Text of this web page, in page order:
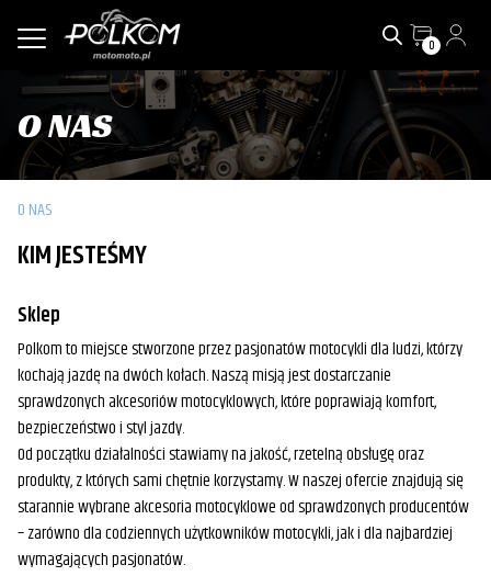
0
O NAS
O NAS
KIM JESTEŚMY
Sklep
Polkom to miejsce stworzone przez pasjonatów motocykli dla ludzi, którzy
kochają jazdę na dwóch kołach. Naszą misją jest dostarczanie
sprawdzonych akcesoriów motocyklowych, które poprawiają komfort,
bezpieczeństwo i styl jazdy.
Od początku działalności stawiamy na jakość, rzetelną obsługę oraz
produkty, z których sami chętnie korzystamy. W naszej ofercie znajdują się
starannie wybrane akcesoria motocyklowe od sprawdzonych producentów
– zarówno dla codziennych użytkowników motocykli, jak i dla najbardziej
wymagających pasjonatów.